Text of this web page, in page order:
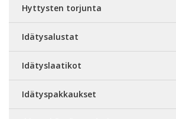
Hyttysten torjunta
Idätysalustat
Idätyslaatikot
Idätyspakkaukset